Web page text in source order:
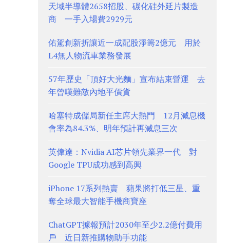
天域半導體2658招股、碳化硅外延片製造
商 一手入場費2929元
佑駕創新折讓近一成配股淨籌2億元 用於
L4無人物流車業務發展
57年歷史「頂好大光麵」宣布結束營運 去
年曾嘆難敵內地平價貨
哈塞特成儲局新任主席大熱門 12月減息機
會率為84.3%、明年預計再減息三次
英偉達：Nvidia AI芯片領先業界一代 對
Google TPU成功感到高興
iPhone 17系列熱賣 蘋果將打低三星、重
奪全球最大智能手機商寶座
ChatGPT據報預計2030年至少2.2億付費用
戶 近日新推購物助手功能